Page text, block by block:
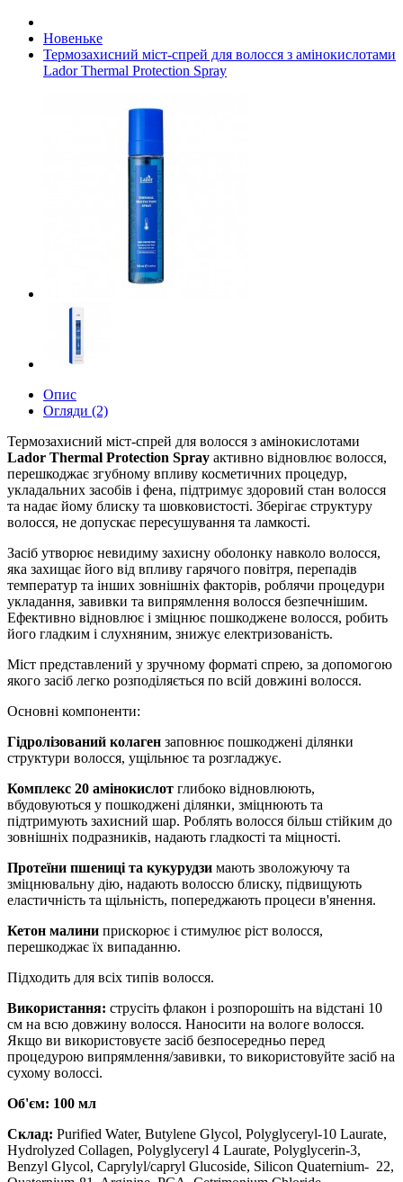
Новеньке
Термозахисний міст-спрей для волосся з амінокислотами
Lador Thermal Protection Spray
Опис
Огляди (2)
Термозахисний міст-спрей для волосся з амінокислотами
Lador Thermal Protection Spray активно відновлює волосся,
перешкоджає згубному впливу косметичних процедур,
укладальних засобів і фена, підтримує здоровий стан волосся
та надає йому блиску та шовковистості. Зберігає структуру
волосся, не допускає пересушування та ламкості.
Засіб утворює невидиму захисну оболонку навколо волосся,
яка захищає його від впливу гарячого повітря, перепадів
температур та інших зовнішніх факторів, роблячи процедури
укладання, завивки та випрямлення волосся безпечнішим.
Ефективно відновлює і зміцнює пошкоджене волосся, робить
його гладким і слухняним, знижує електризованість.
Міст представлений у зручному форматі спрею, за допомогою
якого засіб легко розподіляється по всій довжині волосся.
Основні компоненти:
Гідролізований колаген заповнює пошкоджені ділянки
структури волосся, ущільнює та розгладжує.
Комплекс 20 амінокислот глибоко відновлюють,
вбудовуються у пошкоджені ділянки, зміцнюють та
підтримують захисний шар. Роблять волосся більш стійким до
зовнішніх подразників, надають гладкості та міцності.
Протеїни пшениці та кукурудзи мають зволожуючу та
зміцнювальну дію, надають волоссю блиску, підвищують
еластичність та щільність, попереджають процеси в'янення.
Кетон малини прискорює і стимулює ріст волосся,
перешкоджає їх випаданню.
Підходить для всіх типів волосся.
Використання: струсіть флакон і розпорошіть на відстані 10
см на всю довжину волосся. Наносити на вологе волосся.
Якщо ви використовуєте засіб безпосередньо перед
процедурою випрямлення/завивки, то використовуйте засіб на
сухому волоссі.
Об'єм: 100 мл
Склад: Purified Water, Butylene Glycol, Polyglyceryl-10 Laurate,
Hydrolyzed Collagen, Polyglyceryl 4 Laurate, Polyglycerin-3,
Benzyl Glycol, Caprylyl/capryl Glucoside, Silicon Quaternium- 22,